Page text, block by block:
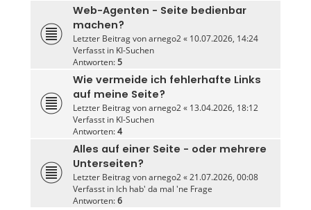
Web-Agenten - Seite bedienbar
machen?
Letzter Beitrag vonarnego2« 10.07.2026, 14:24
Verfasst in KI-Suchen
Antworten:5
Wie vermeide ich fehlerhafte Links
auf meine Seite?
Letzter Beitrag vonarnego2« 13.04.2026, 18:12
Verfasst in KI-Suchen
Antworten:4
Alles auf einer Seite - oder mehrere
Unterseiten?
Letzter Beitrag vonarnego2«21.07.2026, 00:08
Verfasst in Ich hab' da mal 'ne Frage
Antworten:6